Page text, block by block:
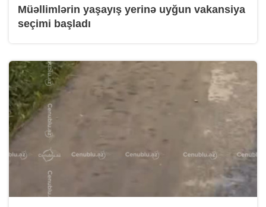
Müəllimlərin yaşayış yerinə uyğun vakansiya
seçimi başladı